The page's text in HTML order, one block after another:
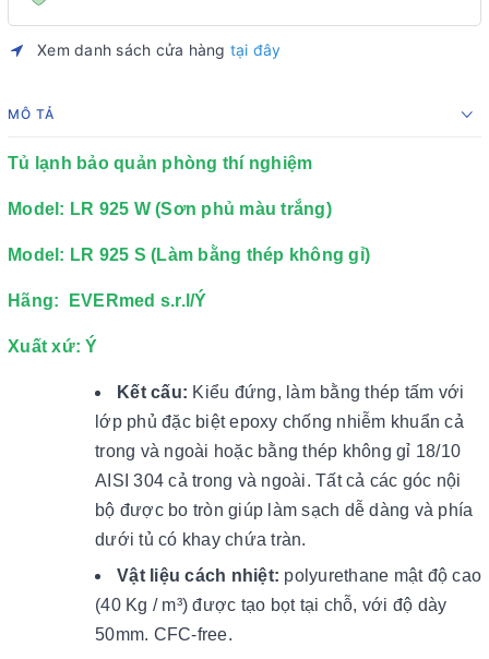
Xem danh sách cửa hàng tại đây
MÔ TẢ
Tủ lạnh bảo quản phòng thí nghiệm
Model: LR 925 W (Sơn phủ màu trắng)
Model: LR 925 S (Làm bằng thép không gỉ)
Hãng: EVERmed s.r.l/Ý
Xuất xứ: Ý
Kết cấu: Kiểu đứng, làm bằng thép tấm với
lớp phủ đặc biệt epoxy chống nhiễm khuẩn cả
trong và ngoài hoặc bằng thép không gỉ 18/10
AISI 304 cả trong và ngoài. Tất cả các góc nội
bộ được bo tròn giúp làm sạch dễ dàng và phía
dưới tủ có khay chứa tràn.
Vật liệu cách nhiệt: polyurethane mật độ cao
(40 Kg / m³) được tạo bọt tại chỗ, với độ dày
50mm. CFC-free.